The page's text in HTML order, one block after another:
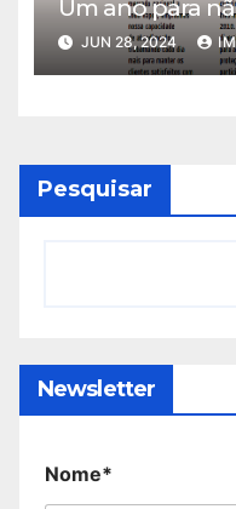
Um ano para
JUN 28, 2024
Pesquisar
Newsletter
Nome*